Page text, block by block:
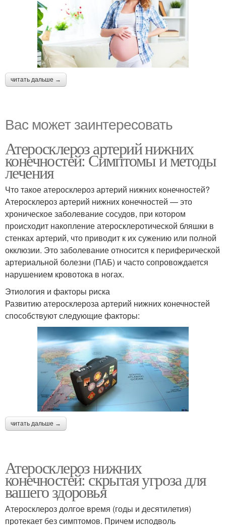
читать дальше →
Вас может заинтересовать
Атеросклероз артерий нижних
конечностей: Симптомы и методы
лечения
Что такое атеросклероз артерий нижних конечностей?
Атеросклероз артерий нижних конечностей — это
хроническое заболевание сосудов, при котором
происходит накопление атеросклеротической бляшки в
стенках артерий, что приводит к их сужению или полной
окклюзии. Это заболевание относится к периферической
артериальной болезни (ПАБ) и часто сопровождается
нарушением кровотока в ногах.
Этиология и факторы риска
Развитию атеросклероза артерий нижних конечностей
способствуют следующие факторы:
читать дальше →
Атеросклероз нижних
конечностей: скрытая угроза для
вашего здоровья
Атеросклероз долгое время (годы и десятилетия)
протекает без симптомов. Причем исподволь